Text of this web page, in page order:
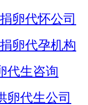
捐卵代怀公司
捐卵代孕机构
代生咨询
卵代生公司